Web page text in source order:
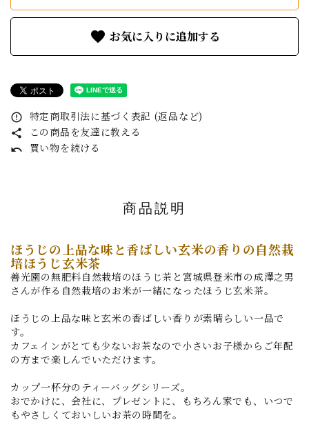
favorite
error_outline 特定商取引法に基づく表記 (返品など)
share この商品を友達に教える
undo 買い物を続ける
商品説明
ほうじの上品な味と香ばしい玄米の香りの自然栽
培ほうじ玄米茶
善光園の無肥料自然栽培のほうじ茶と宮城県登米市の成澤之男
さんが作る自然栽培のお米が一緒になったほうじ玄米茶。
ほうじの上品な味と玄米の香ばしい香りが素晴らしい一品で
す。
カフェインがとても少ないお茶なので小さいお子様からご年配
の方まで楽しんでいただけます。
カップ一杯分のティーバッグシリーズ。
おでかけに、会社に、プレゼントに、もちろん家でも、いつで
もやさしくておいしいお茶の時間を。